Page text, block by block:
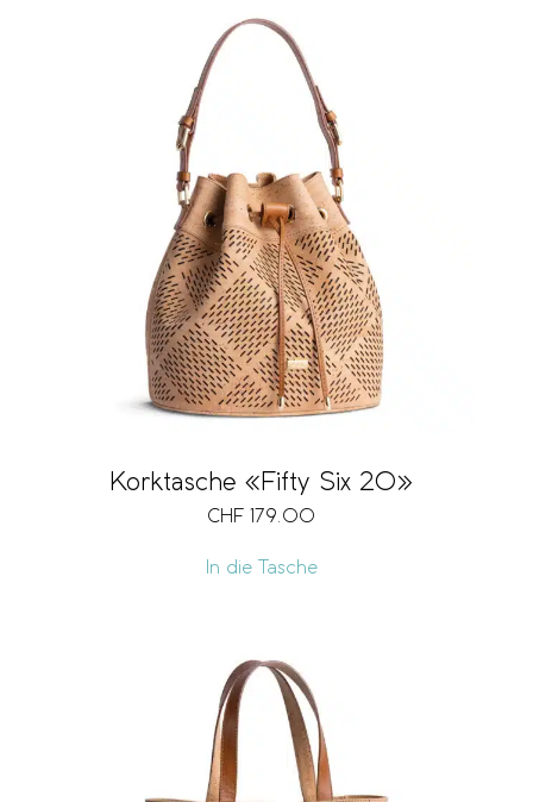
Korktasche «Fifty Six 20»
CHF 179.00
In die Tasche